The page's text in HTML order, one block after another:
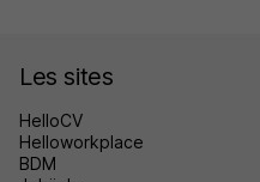
Les sites
HelloCV
Helloworkplace
BDM